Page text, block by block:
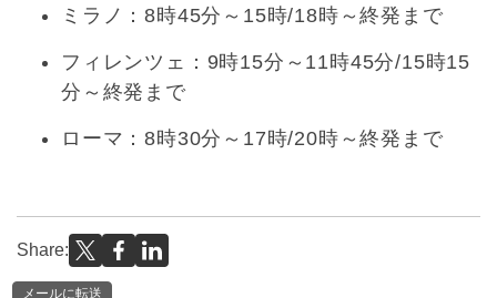
ミラノ：8時45分～15時/18時～終発まで
フィレンツェ：9時15分～11時45分/15時15
分～終発まで
ローマ：8時30分～17時/20時～終発まで
Share:
メールに転送